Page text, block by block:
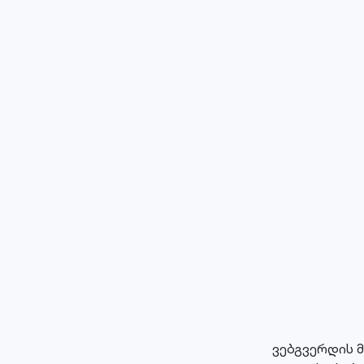
ვებგვერდის